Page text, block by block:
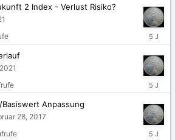
2021
2 Index - Verlust Risiko?
März
23,
2021
März
20,
2021
Anpassung
28, 2017
März